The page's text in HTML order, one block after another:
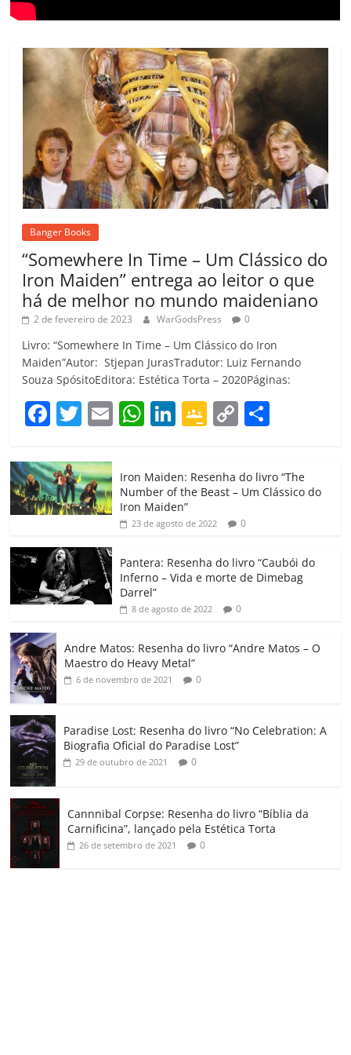
Banger Books
“Somewhere In Time – Um Clássico do
Iron Maiden” entrega ao leitor o que
há de melhor no mundo maideniano
2 de fevereiro de 2023 WarGodsPress 0
Livro: “Somewhere In Time – Um Clássico do Iron
Maiden”Autor: Stjepan JurasTradutor: Luiz Fernando
Souza SpósitoEditora: Estética Torta – 2020Páginas:
F
c
e
b
o
o
k
T
itt
er
E W
at
s
A
p
Li
e
dI
G
gl
e
Cl
a
ss
ro
o
C
p
y
Li
k
m
p
h
ar
Iron Maiden: Resenha do livro “The
Number of the Beast – Um Clássico do
Iron Maiden”
23 de agosto de 2022 0
Pantera: Resenha do livro “Caubói do
Inferno – Vida e morte de Dimebag
Darrel”
8 de agosto de 2022 0
Andre Matos: Resenha do livro “Andre Matos – O
Maestro do Heavy Metal”
6 de novembro de 2021 0
Paradise Lost: Resenha do livro “No Celebration: A
Biografia Oficial do Paradise Lost”
29 de outubro de 2021 0
Cannnibal Corpse: Resenha do livro “Bíblia da
Carnificina”, lançado pela Estética Torta
26 de setembro de 2021 0